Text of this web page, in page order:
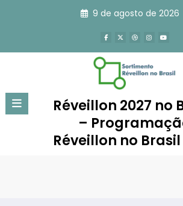
9 de agosto de 2026
Réveillon 2027 no
–
Réveillon no Brasil